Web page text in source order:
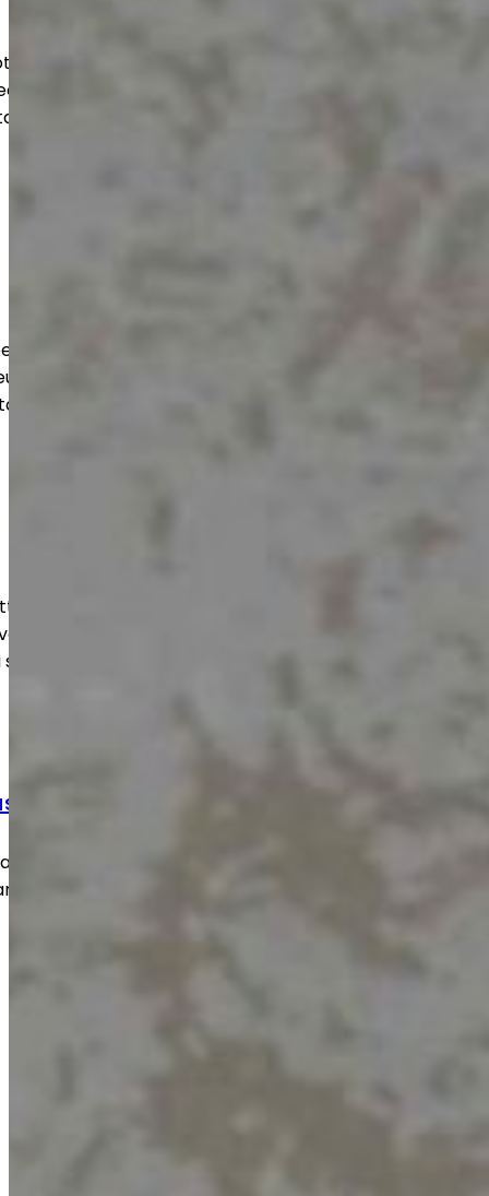
kestävät betonilattiat
ja varastoihin. Huolellinen pohjatyö
pitkän käyttöiän ja siistin
suojaavat lattiaa kulutukselta,
Lopputulos on
ja käyttötarkoitukseen optimoitu.
betonipinnan tasaiseksi ja
niin uusille kuin vanhoille lattioille
käyttöön.
kulumat ja vauriot nopeasti ja
takaisin turvalliseen ja toimivaan